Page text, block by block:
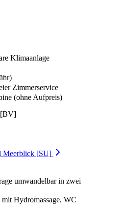
Klimaanlage
Zimmerservice
(ohne Aufpreis)
[BV]
Meerblick [SU]
umwandelbar in zwei
Hydromassage, WC